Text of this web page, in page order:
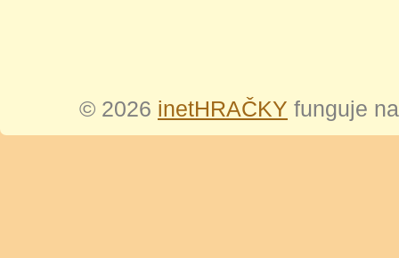
© 2026 inetHRAČKY funguje